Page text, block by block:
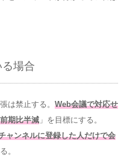
場合
は禁止する。 Web会議で対応せ
前期比半減」を目標にする。
ャンネルに登録した人だけで会
。